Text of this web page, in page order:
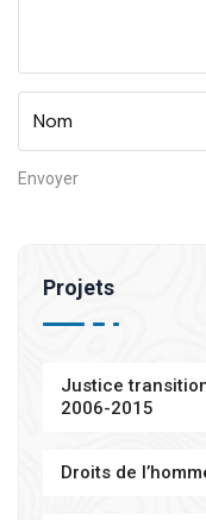
Projets
Justice
2006-2015
Droits de